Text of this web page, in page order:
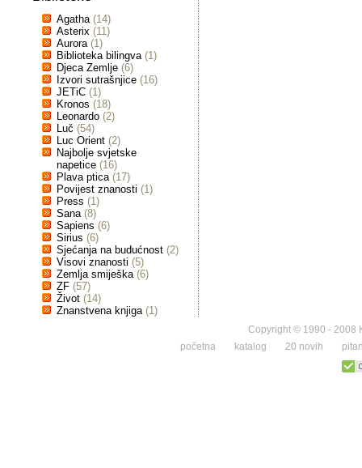
Agatha (14)
Asterix (11)
Aurora (1)
Biblioteka bilingva (1)
Djeca Zemlje (6)
Izvori sutrašnjice (16)
JETiC (1)
Kronos (18)
Leonardo (2)
Luč (54)
Luc Orient (2)
Najbolje svjetske
napetice (16)
Plava ptica (17)
Povijest znanosti (1)
Press (1)
Sana (8)
Sapiens (6)
Sirius (6)
Sjećanja na budućnost (2)
Visovi znanosti (5)
Zemlja smiješka (6)
ZF (57)
Život (14)
Znanstvena knjiga (1)
Copyright © 1990 - 2008
početna
katalog 20 novih